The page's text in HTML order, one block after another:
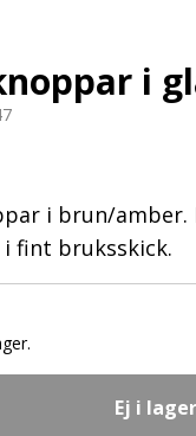
i
i brun/
fint bruksskick.
Ej i lager